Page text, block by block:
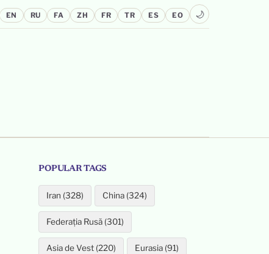
EN RU FA ZH FR TR ES EO 🌙
POPULAR TAGS
Iran (328) China (324)
Federația Rusă (301)
Asia de Vest (220) Eurasia (91)